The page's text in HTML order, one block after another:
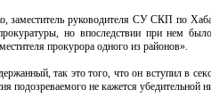
заместитель руководителя СУ СКП по
но впоследствии при нем
прокурора одного из районов».
так это того, что он вступил в
подозреваемого не кажется убедительной